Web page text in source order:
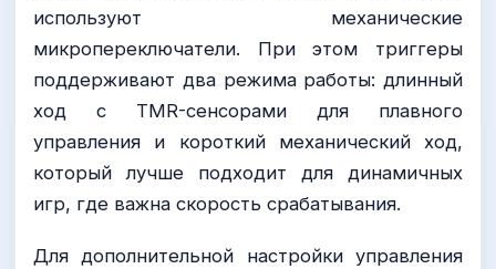
используют механические
микропереключатели. При этом триггеры
поддерживают два режима работы: длинный
ход с TMR-сенсорами для плавного
управления и короткий механический ход,
который лучше подходит для динамичных
игр, где важна скорость срабатывания.
Для дополнительной настройки управления